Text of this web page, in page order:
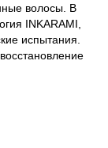
волосы. В
INKARAMI,
испытания.